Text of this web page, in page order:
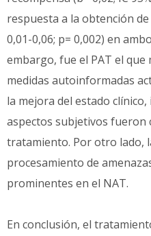
respuesta a la obtención de
0,01-0,06; p= 0,002) en
embargo, fue el PAT el
medidas autoinformadas
la mejora del estado
aspectos subjetivos fueron
tratamiento. Por otro lado,
procesamiento de
prominentes en el NAT.
En conclusión, el